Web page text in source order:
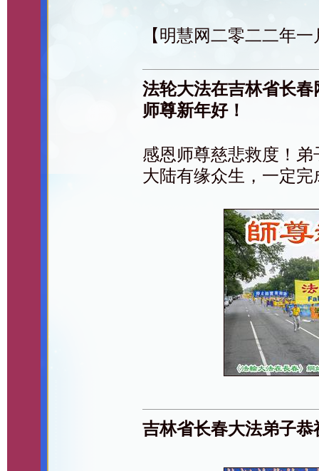
【明慧网二零二二年
法轮大法在吉林省长
师尊新年好！
感恩师尊慈悲救度！
大陆有缘众生，一定
吉林省长春大法弟子